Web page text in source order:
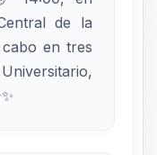
de la
en tres